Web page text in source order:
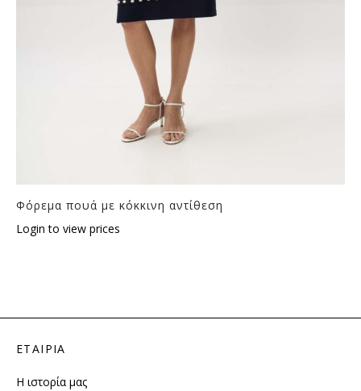
Φόρεμα πουά με κόκκινη αντίθεση
Login to view prices
ΕΤΑΙΡΙΑ
Η ιστορία μας